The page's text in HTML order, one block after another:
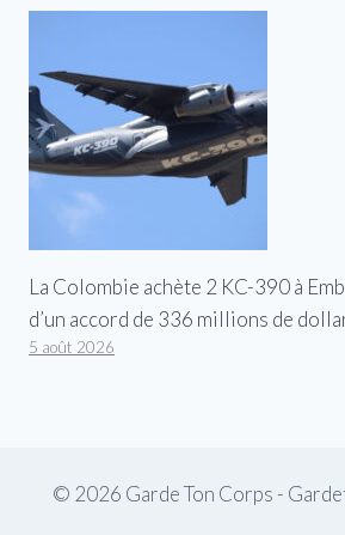
La Colombie achète 2 KC-390 à
d’un accord de 336 millions de
5 août 2026
© 2026 Garde Ton Corps -